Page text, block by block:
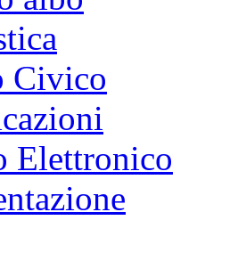
Civico
Elettronico